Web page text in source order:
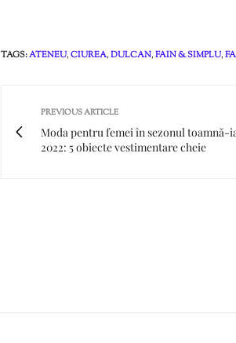
TAGS:ATENEU,CIUREA,DULCAN,FAIN & SIMPLU,
PREVIOUS ARTICLE
Moda pentru femei în sezonul toamnă-
2022: 5 obiecte vestimentare cheie